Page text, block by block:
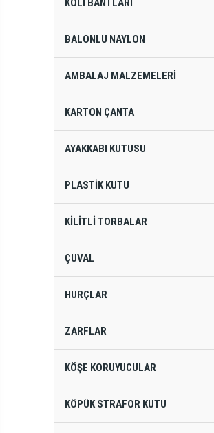
KOLI BANTLARI
BALONLU NAYLON
AMBALAJ MALZEMELERI
KARTON ÇANTA
AYAKKABI KUTUSU
PLASTIK KUTU
KILITLI TORBALAR
ÇUVAL
HURÇLAR
ZARFLAR
KÖŞE KORUYUCULAR
KÖPÜK STRAFOR KUTU